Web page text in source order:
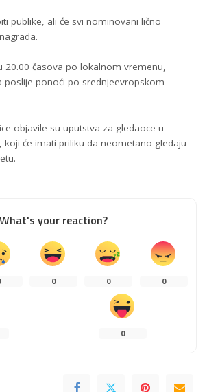
publike, ali će svi nominovani lično
20.00 časova po lokalnom vremenu,
poslije ponoći po srednjeevropskom
objavile su uputstva za gledaoce u
će imati priliku da neometano gledaju
What's your reaction?
0 0 0
0